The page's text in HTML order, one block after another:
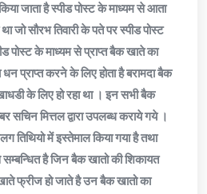
जाता है स्पीड पोस्ट के माध्यम से आता
जो सौरभ तिवारी के पते पर स्पीड पोस्ट
पोस्ट के माध्यम से प्राप्त बैक खाते का
प्राप्त करने के लिए होता है बरामदा बैक
के लिए हो रहा था । इन सभी बैक
सचिन मित्तल द्वारा उपलब्ध कराये गये ।
तिथियो में इस्तेमाल किया गया है तथा
सम्बन्धित है जिन बैक खातो की शिकायत
फ्रीज हो जाते है उन बैक खातो का